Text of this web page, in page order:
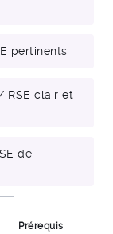
pertinents
RSE clair et
de
Prérequis